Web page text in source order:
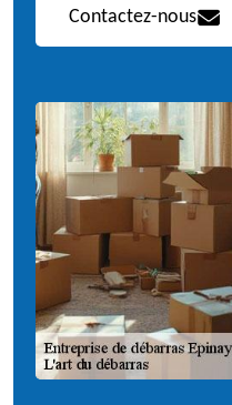
Contactez-nous